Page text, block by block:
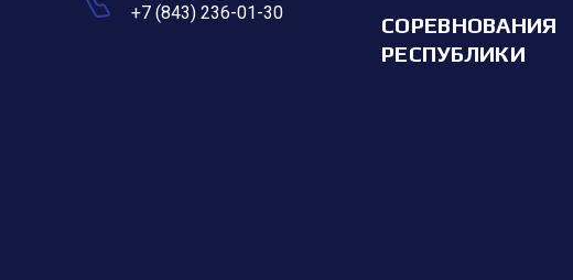
+7 (843) 236-01-30
СОРЕВНОВАНИЯ
РЕСПУБЛИКИ